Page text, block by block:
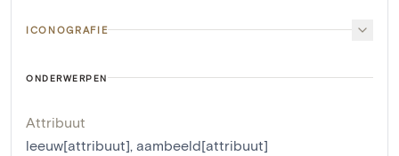
ICONOGRAFIE
ONDERWERPEN
Attribuut
leeuw[attribuut] aambeeld[attribuut]